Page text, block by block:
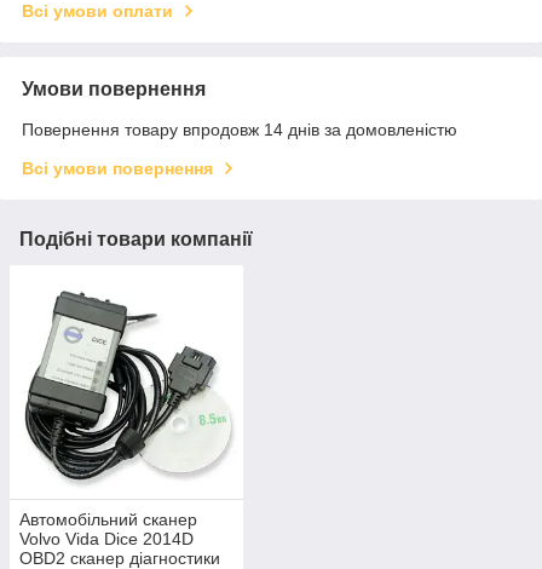
Всі умови оплати
Умови повернення
Повернення товару впродовж 14 днів за домовленістю
Всі умови повернення
Подібні товари компанії
Автомобільний сканер
Volvo Vida Dice 2014D
OBD2 сканер діагностики